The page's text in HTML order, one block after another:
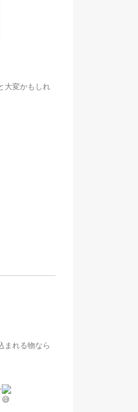
大変かもしれ
まれる物なら